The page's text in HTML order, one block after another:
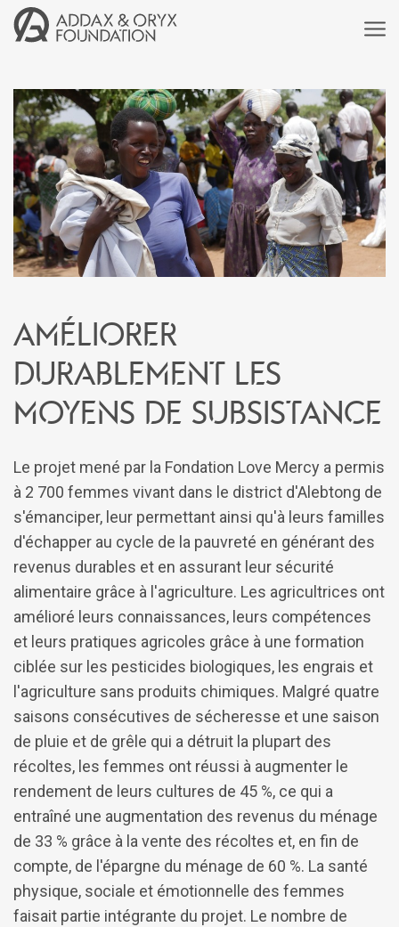
Améliorer
durablement les
moyens de subsistance
Le projet mené par la Fondation Love Mercy a permis
à 2 700 femmes vivant dans le district d'Alebtong de
s'émanciper, leur permettant ainsi qu'à leurs familles
d'échapper au cycle de la pauvreté en générant des
revenus durables et en assurant leur sécurité
alimentaire grâce à l'agriculture. Les agricultrices ont
amélioré leurs connaissances, leurs compétences
et leurs pratiques agricoles grâce à une formation
ciblée sur les pesticides biologiques, les engrais et
l'agriculture sans produits chimiques. Malgré quatre
saisons consécutives de sécheresse et une saison
de pluie et de grêle qui a détruit la plupart des
récoltes, les femmes ont réussi à augmenter le
rendement de leurs cultures de 45 %, ce qui a
entraîné une augmentation des revenus du ménage
de 33 % grâce à la vente des récoltes et, en fin de
compte, de l'épargne du ménage de 60 %. La santé
physique, sociale et émotionnelle des femmes
faisait partie intégrante du projet. Le nombre de